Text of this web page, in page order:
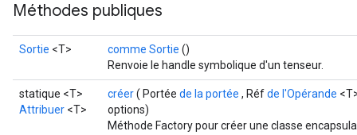
Méthodes publiques
Sortie <T> comme Sortie ()
Renvoie le handle symbolique d'un tenseur.
statique <T>
Attribuer <T>
créer( Portée de la portée , Réfde l'Opérande
options)
Méthode Factory pour créer une classe